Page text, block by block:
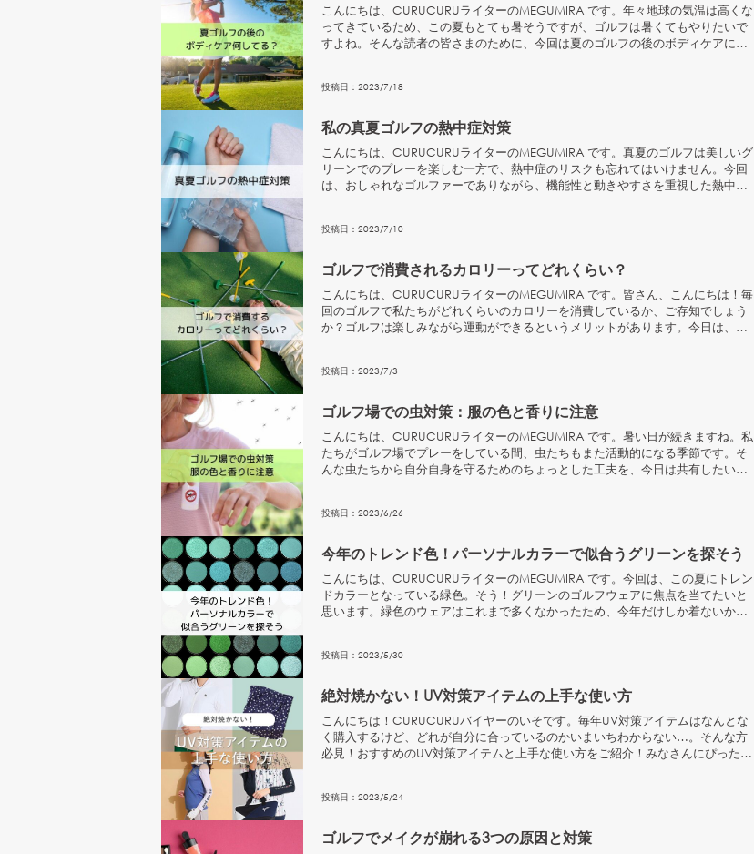
こんにちは、CURUCURUライターのMEGUMIRAIです。年々地球の気温は高くな
ってきているため、この夏もとても暑そうですが、ゴルフは暑くてもやりたいで
すよね。そんな読者の皆さまのために、今回は夏のゴルフの後のボディケアにつ
投稿日： 2023/7/18
私の真夏ゴルフの熱中症対策
こんにちは、CURUCURUライターのMEGUMIRAIです。真夏のゴルフは美しいグ
リーンでのプレーを楽しむ一方で、熱中症のリスクも忘れてはいけません。今回
は、おしゃれなゴルファーでありながら、機能性と動きやすさを重視した熱中症
投稿日： 2023/7/10
ゴルフで消費されるカロリーってどれくらい？
こんにちは、CURUCURUライターのMEGUMIRAIです。皆さん、こんにちは！毎
回のゴルフで私たちがどれくらいのカロリーを消費しているか、ご存知でしょう
か？ゴルフは楽しみながら運動ができるというメリットがあります。今日は、ゴ
投稿日： 2023/7/3
ゴルフ場での虫対策：服の色と香りに注意
こんにちは、CURUCURUライターのMEGUMIRAIです。暑い日が続きますね。私
たちがゴルフ場でプレーをしている間、虫たちもまた活動的になる季節です。そ
んな虫たちから自分自身を守るためのちょっとした工夫を、今日は共有したいと
投稿日： 2023/6/26
今年のトレンド色！パーソナルカラーで似合うグリーンを探そう
こんにちは、CURUCURUライターのMEGUMIRAIです。今回は、この夏にトレン
ドカラーとなっている緑色。そう！グリーンのゴルフウェアに焦点を当てたいと
思います。緑色のウェアはこれまで多くなかったため、今年だけしか着ないか
投稿日： 2023/5/30
絶対焼かない！UV対策アイテムの上手な使い方
こんにちは！CURUCURUバイヤーのいそです。毎年UV対策アイテムはなんとな
く購入するけど、どれが自分に合っているのかいまいちわからない…。そんな方
必見！おすすめのUV対策アイテムと上手な使い方をご紹介！みなさんにぴったり
投稿日： 2023/5/24
ゴルフでメイクが崩れる3つの原因と対策